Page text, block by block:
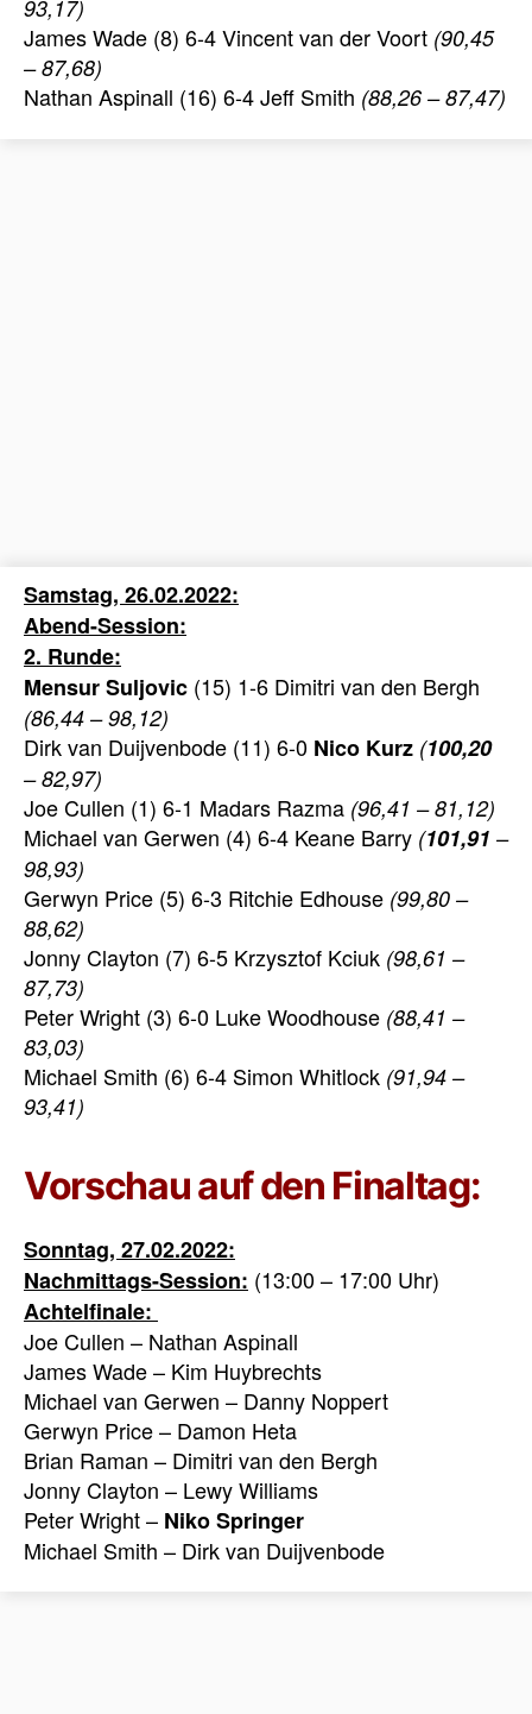
93,17)
James Wade (8) 6-4 Vincent van der Voort (90,45
– 87,68)
Nathan Aspinall (16) 6-4 Jeff Smith (88,26 – 87,47)
Samstag, 26.02.2022:
Abend-Session:
2. Runde:
Mensur Suljovic (15) 1-6 Dimitri van den Bergh
(86,44 – 98,12)
Dirk van Duijvenbode (11) 6-0 Nico Kurz (100,20
– 82,97)
Joe Cullen (1) 6-1 Madars Razma (96,41 – 81,12)
Michael van Gerwen (4) 6-4 Keane Barry (101,91 –
98,93)
Gerwyn Price (5) 6-3 Ritchie Edhouse (99,80 –
88,62)
Jonny Clayton (7) 6-5 Krzysztof Kciuk (98,61 –
87,73)
Peter Wright (3) 6-0 Luke Woodhouse (88,41 –
83,03)
Michael Smith (6) 6-4 Simon Whitlock (91,94 –
93,41)
Vorschau auf den Finaltag:
Sonntag, 27.02.2022:
Nachmittags-Session: (13:00 – 17:00 Uhr)
Achtelfinale:
Joe Cullen – Nathan Aspinall
James Wade – Kim Huybrechts
Michael van Gerwen – Danny Noppert
Gerwyn Price – Damon Heta
Brian Raman – Dimitri van den Bergh
Jonny Clayton – Lewy Williams
Peter Wright – Niko Springer
Michael Smith – Dirk van Duijvenbode